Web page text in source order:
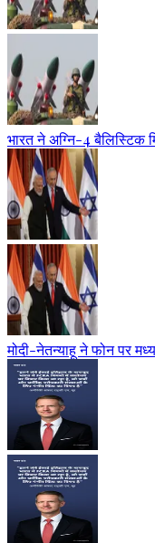
भारत ने अग्नि-4 बैलिस्टिक
मोदी-नेतन्याहू ने फोन पर